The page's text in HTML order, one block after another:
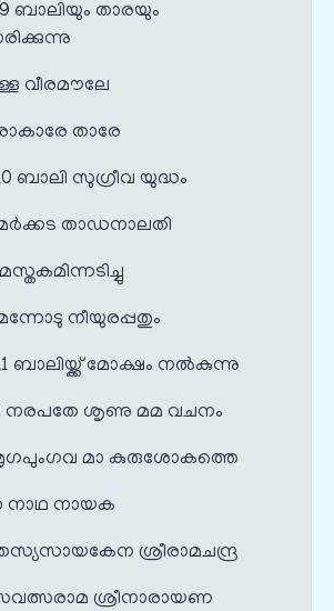
ബാലിയും താരയും
വീരമൗലേ
താരേ
ബാലി സുഗ്രീവ യുദ്ധം
താഡനാലതി
നീയുരപ്പതും
ബാലിയ്ക്ക് മോക്ഷം നൽകുന്നു
നരപതേ ശൃണു മമ വചനം
മാ കുരുശോകത്തെ
നാഥ നായക
ശ്രീരാമചന്ദ്ര
ശ്രീനാരായണ